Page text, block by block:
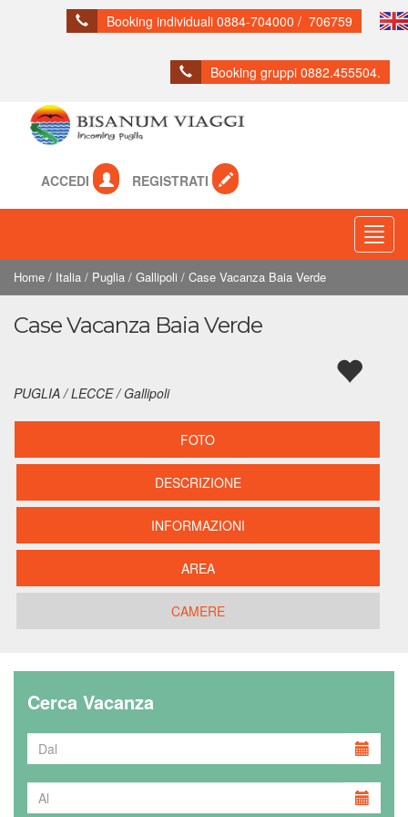
Booking individuali 0884-704000 / 706759
Booking gruppi 0882.455504.
ACCEDI REGISTRATI
Home / Italia / Puglia / Gallipoli / Case Vacanza Baia Verde
Case Vacanza Baia Verde
PUGLIA / LECCE / Gallipoli
FOTO
DESCRIZIONE
INFORMAZIONI
AREA
CAMERE
Cerca Vacanza